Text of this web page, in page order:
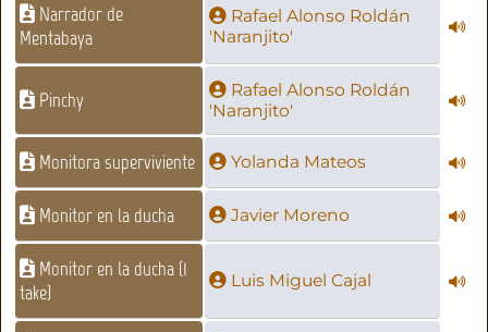
Narrador de
Mentabaya
Rafael Alonso Roldán
'Naranjito'
Pinchy
Rafael Alonso Roldán
'Naranjito'
Monitora superviviente Yolanda Mateos
Monitor en la ducha Javier Moreno
Monitor en la ducha (1
take)
Luis Miguel Cajal